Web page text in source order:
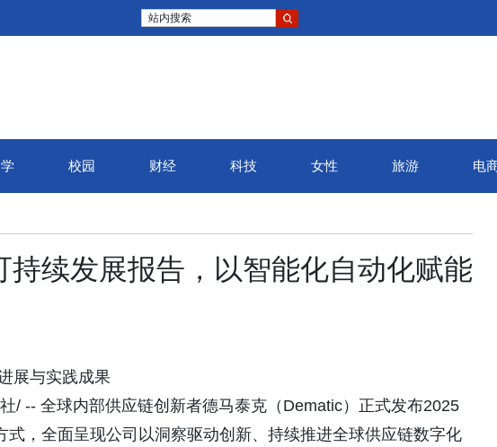
站内搜索
校园 财经 科技 女性 旅游 电
续发展报告，以智能化自动化赋能
展与实践成果
/ -- 全球内部供应链创新者德马泰克（Dematic）正式发布2025
，全面呈现公司以洞察驱动创新、持续推进全球供应链数字化